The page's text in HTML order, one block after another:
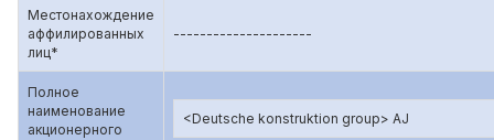
Местонахождение
аффилированных
лиц*
---------------------
Полное
наименование
акционерного
<Deutsche konstruktion group> AJ